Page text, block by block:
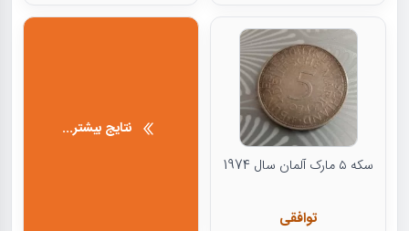
سکه ۵ مارک آلمان سال 1974
توافقی
نتایج بیشتر...